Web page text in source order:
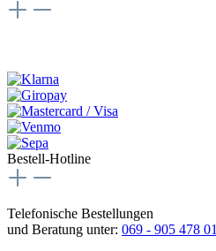
Bestell-Hotline
Telefonische Bestellungen
und Beratung unter: 069 - 905 478 01